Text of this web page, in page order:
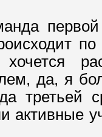
хочется
да, я
третьей
активные